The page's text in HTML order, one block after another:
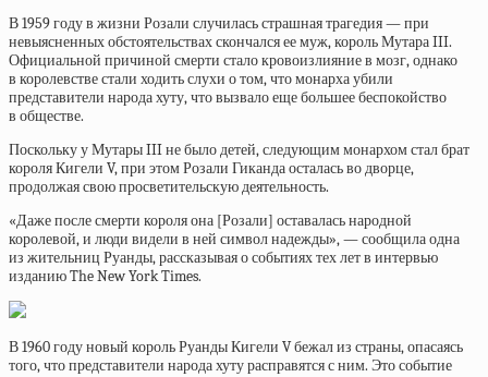
В 1959 году в жизни Розали случилась страшная трагедия — при
невыясненных обстоятельствах скончался ее муж, король Мутара III.
Официальной причиной смерти стало кровоизлияние в мозг, однако
в королевстве стали ходить слухи о том, что монарха убили
представители народа хуту, что вызвало еще большее беспокойство
в обществе.
Поскольку у Мутары III не было детей, следующим монархом стал брат
короля Кигели V, при этом Розали Гиканда осталась во дворце,
продолжая свою просветительскую деятельность.
«Даже после смерти короля она [Розали] оставалась народной
королевой, и люди видели в ней символ надежды», — сообщила одна
из жительниц Руанды, рассказывая о событиях тех лет в интервью
изданию The New York Times.
В 1960 году новый король Руанды Кигели V бежал из страны, опасаясь
того, что представители народа хуту расправятся с ним. Это событие